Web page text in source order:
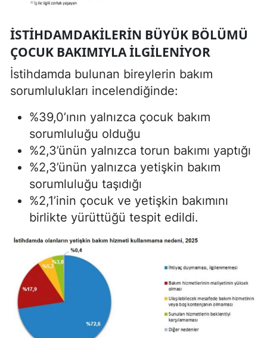
İSTIHDAMDAKILERIN BÜYÜK BÖLÜMÜ
ÇOCUK BAKIMIYLA İLGILENIYOR
İstihdamda bulunan bireylerin bakım
sorumlulukları incelendiğinde:
%39,0’ının yalnızca çocuk bakım
sorumluluğu olduğu
%2,3’ünün yalnızca torun bakımı yaptığı
%2,3’ünün yalnızca yetişkin bakım
sorumluluğu taşıdığı
%2,1’inin çocuk ve yetişkin bakımını
birlikte yürüttüğü tespit edildi.